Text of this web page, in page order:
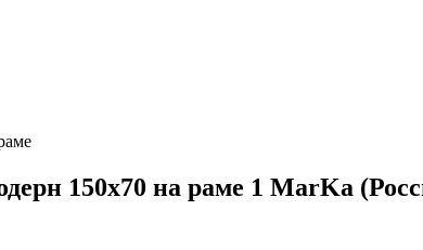
150х70 на раме 1 MarKa